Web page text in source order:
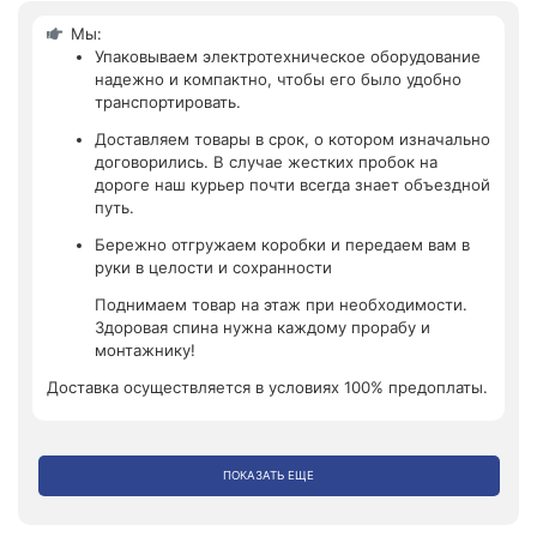
Мы:
Упаковываем электротехническое оборудование
надежно и компактно, чтобы его было удобно
транспортировать.
Доставляем товары в срок, о котором изначально
договорились. В случае жестких пробок на
дороге наш курьер почти всегда знает объездной
путь.
Бережно отгружаем коробки и передаем вам в
руки в целости и сохранности
Поднимаем товар на этаж при необходимости.
Здоровая спина нужна каждому прорабу и
монтажнику!
Доставка осуществляется в условиях 100% предоплаты.
ПОКАЗАТЬ ЕЩЕ